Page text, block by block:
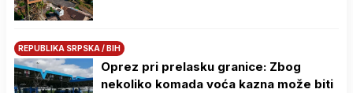
REPUBLIKA SRPSKA / BIH
Oprez pri prelasku granice: Zbog
nekoliko komada voća kazna može biti